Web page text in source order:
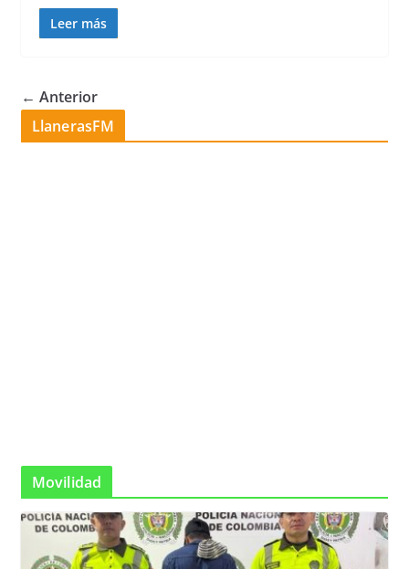
Leer más
← Anterior
LlanerasFM
Movilidad